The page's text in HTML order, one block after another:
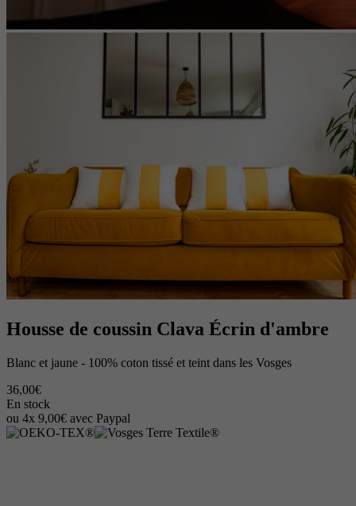
Housse de coussin Clava Écrin d'ambre
Blanc et jaune - 100% coton tissé et teint dans les Vosges
36,00€
En stock
ou 4x 9,00€ avec Paypal